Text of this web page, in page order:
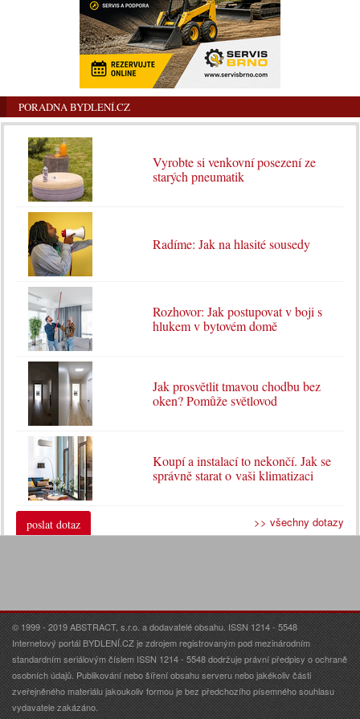
PORADNA BYDLENÍ.CZ
Vyrobte si venkovní posezení ze
starých pneumatik
Radíme: Jak na hlasité sousedy
Rozhovor: Jak postupovat v boji s
hlukem v bytovém domě
Jak prosvětlit tmavou chodbu bez
oken? Pomůže světlovod
Koupí a instalací to nekončí. Jak se
správně starat o vaši klimatizaci
poslat dotaz >> všechny dotazy
© 1999 - 2019 ABSTRACT, s.r.o. a dodavatelé obsahu. ISSN 1214 - 5548
Internetový portál BYDLENÍ.CZ je zdrojem registrovaným pod mezinárodním
standardním seriálovým číslem ISSN 1214 - 5548 dodržuje právní předpisy o ochraně
osobních údajů. Publikování nebo šíření obsahu serveru nebo jakékoliv části
zveřejněného materiálu jakoukoliv formou je bez předchozího písemného souhlasu
vydavatele zakázáno.